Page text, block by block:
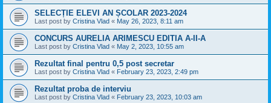
SELECȚIE ELEVI AN ȘCOLAR 2023-2024
Last post by Cristina Vlad « May 26, 2023, 8:11 am
CONCURS AURELIA ARIMESCU EDITIA A-II-A
Last post by Cristina Vlad « May 2, 2023, 10:55 am
Rezultat final pentru 0,5 post secretar
Last post by Cristina Vlad « February 23, 2023, 2:49 pm
Rezultat proba de interviu
Last post by Cristina Vlad « February 23, 2023, 10:03 am